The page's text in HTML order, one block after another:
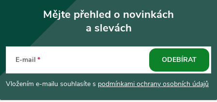
p
Mějte přehled o novinkách
a slevách
E-mail
Vložením e-mailu souhlasíte s podmínkami ochrany osobních údajů
ODEBÍRAT